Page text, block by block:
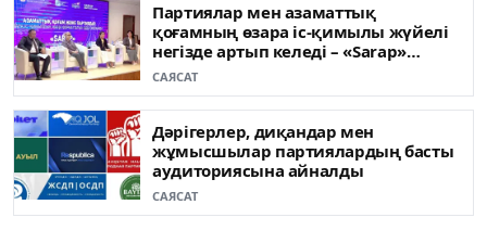
Партиялар мен азаматтық
қоғамның өзара іс-қимылы жүйелі
негізде артып келеді – «Sarap»
клубының сарапшылары
САЯСАТ
Дәрігерлер, диқандар мен
жұмысшылар партиялардың басты
аудиториясына айналды
САЯСАТ